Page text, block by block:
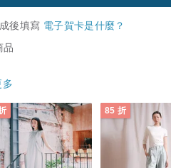
後填寫 電子賀卡是什麼？
品
85 折